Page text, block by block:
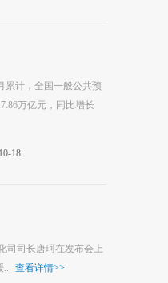
累计，全国一般公共预
万亿元，同比增长
18
司司长唐珂在发布会上
查看详情>>